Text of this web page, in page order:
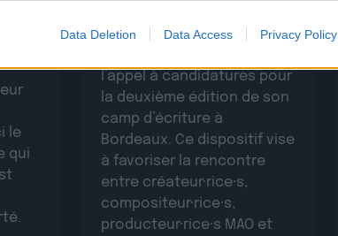
Data Deletion Data Access Privacy Policy
le
qui
l’appel à candidatures pour
la deuxième édition de son
camp d’écriture à
Bordeaux. Ce dispositif vise
à favoriser la rencontre
entre créateur·rice·s,
compositeur·rice·s,
producteur·rice·s MAO et